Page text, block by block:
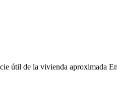
útil de la vivienda aproximada